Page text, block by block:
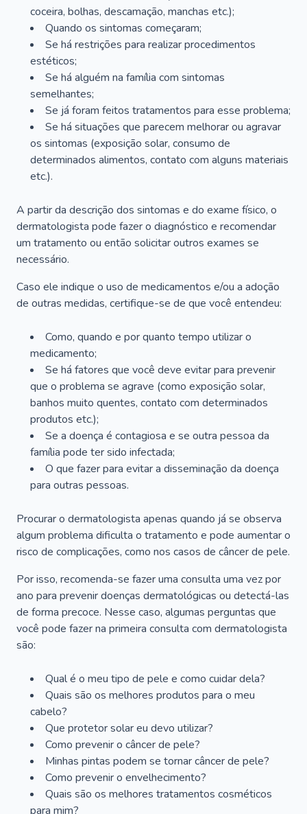
coceira, bolhas, descamação, manchas etc.);
Quando os sintomas começaram;
Se há restrições para realizar procedimentos
estéticos;
Se há alguém na família com sintomas
semelhantes;
Se já foram feitos tratamentos para esse problema;
Se há situações que parecem melhorar ou agravar
os sintomas (exposição solar, consumo de
determinados alimentos, contato com alguns materiais
etc.).
A partir da descrição dos sintomas e do exame físico, o
dermatologista pode fazer o diagnóstico e recomendar
um tratamento ou então solicitar outros exames se
necessário.
Caso ele indique o uso de medicamentos e/ou a adoção
de outras medidas, certifique-se de que você entendeu:
Como, quando e por quanto tempo utilizar o
medicamento;
Se há fatores que você deve evitar para prevenir
que o problema se agrave (como exposição solar,
banhos muito quentes, contato com determinados
produtos etc.);
Se a doença é contagiosa e se outra pessoa da
família pode ter sido infectada;
O que fazer para evitar a disseminação da doença
para outras pessoas.
Procurar o dermatologista apenas quando já se observa
algum problema dificulta o tratamento e pode aumentar o
risco de complicações, como nos casos de câncer de pele.
Por isso, recomenda-se fazer uma consulta uma vez por
ano para prevenir doenças dermatológicas ou detectá-las
de forma precoce. Nesse caso, algumas perguntas que
você pode fazer na primeira consulta com dermatologista
são:
Qual é o meu tipo de pele e como cuidar dela?
Quais são os melhores produtos para o meu
cabelo?
Que protetor solar eu devo utilizar?
Como prevenir o câncer de pele?
Minhas pintas podem se tornar câncer de pele?
Como prevenir o envelhecimento?
Quais são os melhores tratamentos cosméticos
para mim?